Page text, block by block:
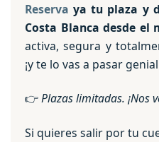
Reserva ya tu plaza y
Costa Blanca desde el
activa, segura y
¡y te lo vas a pasar
👉Plazas limitadas. ¡Nos
Si quieres salir por tu